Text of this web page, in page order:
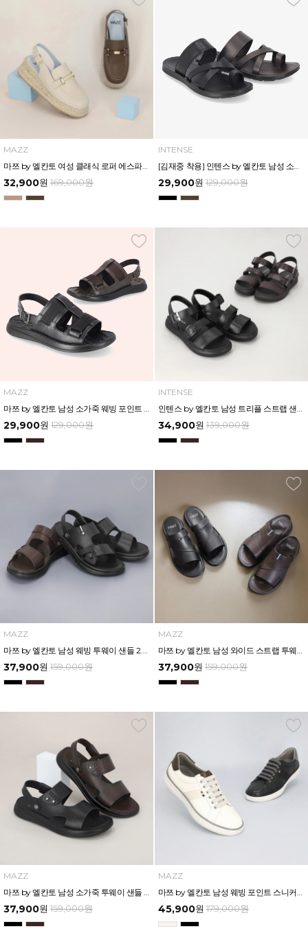
MAZZ
마쯔 by 엘칸토 여성 클래식 로퍼 에스파듀 슬링백 6cm LCWO61M513
32,900원 169,000원
INTENSE
[김재중 착용] 인텐스 by 엘칸토 남성 소가죽 링 스트랩 슬리퍼 2cm LCMW13I326
29,900원 129,000원
MAZZ
29,900원 129,000원
INTENSE
34,900원 139,000원
MAZZ
37,900원 159,000원
MAZZ
37,900원 159,000원
MAZZ
37,900원 159,000원
MAZZ
45,900원 179,000원